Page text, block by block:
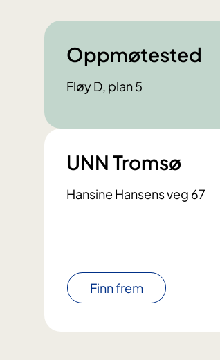
Oppmøtested
Fløy D, plan 5
UNN Tromsø
Hansine Hansens veg 67
Finn frem